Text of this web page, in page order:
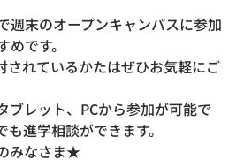
週末のオープンキャンパスに参加
です。
されているかたはぜひお気軽にご
ブレット、PCから参加が可能で
進学相談ができます。
みなさま★